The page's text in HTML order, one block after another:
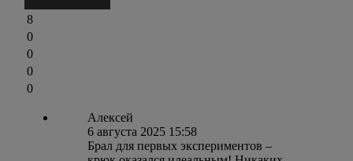
8
0
0
0
0
Алексей
6 августа 2025 15:58
Брал для первых экспериментов –